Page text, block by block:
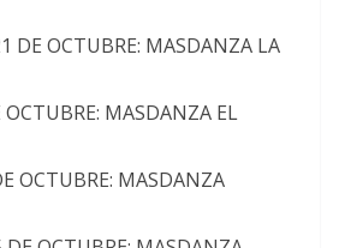
DE OCTUBRE: MASDANZA LA
OCTUBRE: MASDANZA EL
OCTUBRE: MASDANZA